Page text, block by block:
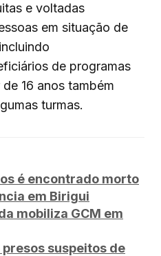
e voltadas
em situação de
de programas
16 anos também
turmas.
é encontrado morto
em Birigui
mobiliza GCM em
presos suspeitos de